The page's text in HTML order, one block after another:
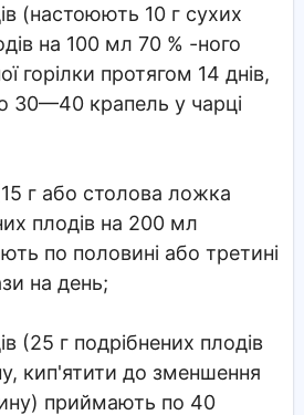
(настоюють 10 г сухих
на 100 мл 70 % -ного
горілки протягом 14 днів,
30—40 крапель у чарці
г або столова ложка
плодів на 200 мл
по половині або третині
на день;
(25 г подрібнених плодів
кип'ятити до зменшення
приймають по 40